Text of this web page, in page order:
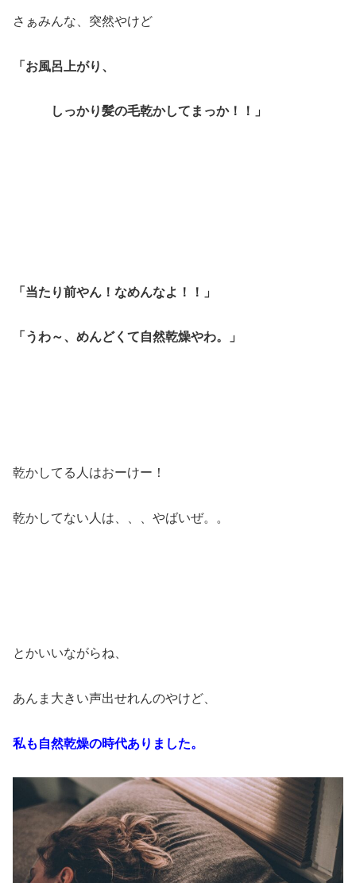
さぁみんな、突然やけど
「お風呂上がり、
しっかり髪の毛乾かしてまっか！！」
「当たり前やん！なめんなよ！！」
「うわ～、めんどくて自然乾燥やわ。」
乾かしてる人はおーけー！
乾かしてない人は、、、やばいぜ。。
とかいいながらね、
あんま大きい声出せれんのやけど、
私も自然乾燥の時代ありました。